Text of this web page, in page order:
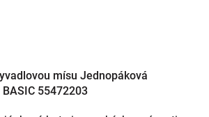
mísu Jednopáková
55472203